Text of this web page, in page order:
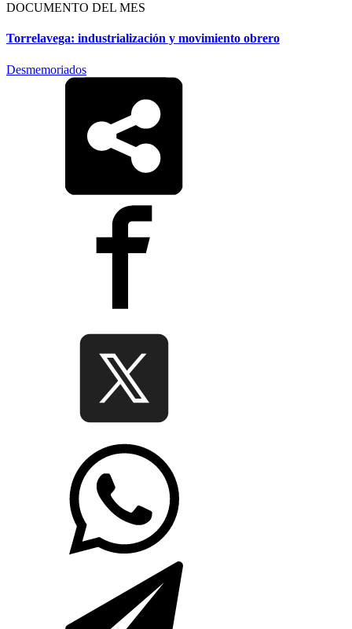
DOCUMENTO DEL MES
Torrelavega: industrialización y movimiento obrero
Desmemoriados